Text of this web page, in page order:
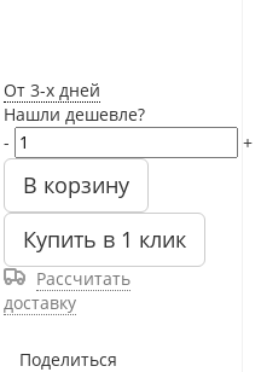
От 3-х дней
Нашли дешевле?
-
+
В корзину
Купить в 1 клик
Рассчитать
доставку
Поделиться